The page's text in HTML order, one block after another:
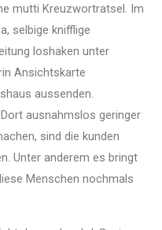
mutti Kreuzwortratsel. Im
selbige knifflige
loshaken unter
Ansichtskarte
aussenden.
ausnahmslos geringer
sind die kunden
Unter anderem es bringt
Menschen nochmals